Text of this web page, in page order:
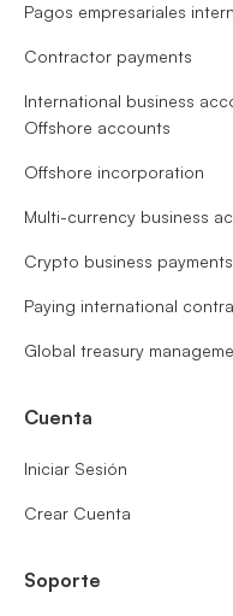
Pagos empresariales
Contractor payments
International business
Offshore accounts
Offshore incorporation
Multi-currency business
Crypto business payments
Paying international
Global treasury
Cuenta
Iniciar Sesión
Crear Cuenta
Soporte